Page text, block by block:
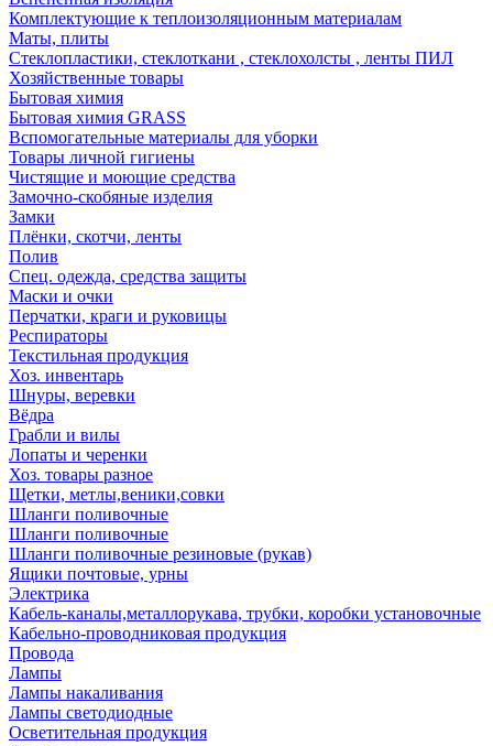
Комплектующие к теплоизоляционным материалам
Маты, плиты
Стеклопластики, стеклоткани , стеклохолсты , ленты ПИЛ
Хозяйственные товары
Бытовая химия
Бытовая химия GRASS
Вспомогательные материалы для уборки
Товары личной гигиены
Чистящие и моющие средства
Замочно-скобяные изделия
Замки
Плёнки, скотчи, ленты
Полив
Спец. одежда, средства защиты
Маски и очки
Перчатки, краги и руковицы
Респираторы
Текстильная продукция
Хоз. инвентарь
Шнуры, веревки
Вёдра
Грабли и вилы
Лопаты и черенки
Хоз. товары разное
Щетки, метлы,веники,совки
Шланги поливочные
Шланги поливочные
Шланги поливочные резиновые (рукав)
Ящики почтовые, урны
Электрика
Кабель-каналы,металлорукава, трубки, коробки установочные
Кабельно-проводниковая продукция
Провода
Лампы
Лампы накаливания
Лампы светодиодные
Осветительная продукция